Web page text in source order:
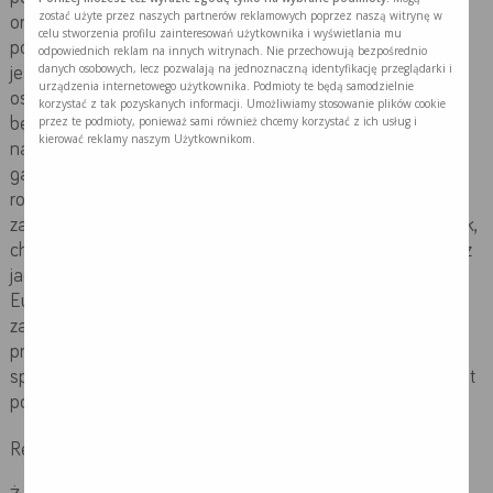
organizmu, ilości składników odżywczych wyłącznie za
pomocą tradycyjnej diety. Wsparcie żywieniowe stosowane
jest pod nadzorem lekarza i mogą z niego skorzystać m.in.
osoby przygotowujące się do zabiegów operacyjnych, lub
będących w okresie okołooperacyjnym, chorzy onkologiczni
na wszystkich etapach leczenia onkologicznego, chorzy
gastroenterologiczni, szczególnie te osoby, u których
rozpoznano choroby zapalne jelit, marskość wątroby,
zapalenie trzustki, chorzy z przewlekłą niewydolnością nerek,
chorzy z zaburzeniami połykania oraz seniorzy, szczególnie z
jadłowstrętem wieku starczego (to prawie 25%
Europejczyków powyżej 65 roku życia), u których
zastosowanie wsparcia żywieniowego w postaci doustnych
preparatów odżywczych (np. Nutridrink) może zwiększyć
spożycie energii, białka, a w konsekwencji utrzymać, a nawet
poprawić stan odżywienia.
Referencje:
zostać użyte przez naszych partnerów reklamowych poprzez naszą witrynę w
celu stworzenia profilu zainteresowań użytkownika i wyświetlania mu
odpowiednich reklam na innych witrynach. Nie przechowują bezpośrednio
danych osobowych, lecz pozwalają na jednoznaczną identyfikację przeglądarki i
urządzenia internetowego użytkownika. Podmioty te będą samodzielnie
korzystać z tak pozyskanych informacji. Umożliwiamy stosowanie plików cookie
przez te podmioty, ponieważ sami również chcemy korzystać z ich usług i
kierować reklamy naszym Użytkownikom.